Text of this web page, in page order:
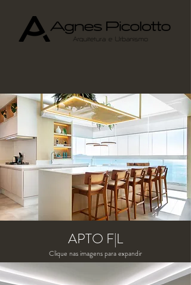
APTO F|L
Clique nas imagens para expandir